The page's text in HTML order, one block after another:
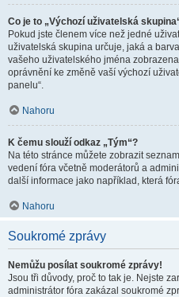
Co je to „Výchozí uživatelská
Pokud jste členem více než jedné
uživatelská skupina určuje, jaká a
vašeho uživatelského jména
oprávnění ke změně vaší výchozí
panelu“.
Nahoru
K čemu slouží odkaz „Tým“?
Na této stránce můžete zobrazit
vedení fóra včetně moderátorů a
další informace jako například, která
Nahoru
Soukromé zprávy
Nemůžu posílat soukromé zprávy!
Jsou tři důvody, proč to tak je. Nejste
administrátor fóra zakázal soukromé